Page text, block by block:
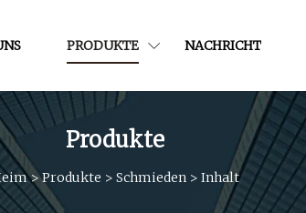
PRODUKTE NACHRICHT
Produkte
>Produkte > Schmieden > Inhalt